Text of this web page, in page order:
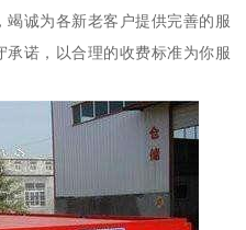
诚为各新老客户提供完善的服
诺，以合理的收费标准为你服